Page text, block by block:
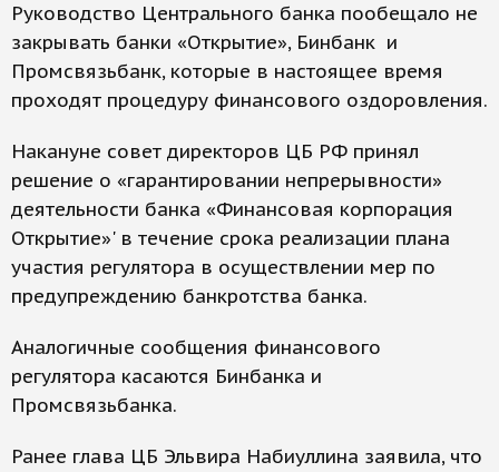
Руководство Центрального банка пообещало не
закрывать банки «Открытие», Бинбанк и
Промсвязьбанк, которые в настоящее время
проходят процедуру финансового оздоровления.
Накануне совет директоров ЦБ РФ принял
решение о «гарантировании непрерывности»
деятельности банка «Финансовая корпорация
Открытие»' в течение срока реализации плана
участия регулятора в осуществлении мер по
предупреждению банкротства банка.
Аналогичные сообщения финансового
регулятора касаются Бинбанка и
Промсвязьбанка.
Ранее глава ЦБ Эльвира Набиуллина заявила, что